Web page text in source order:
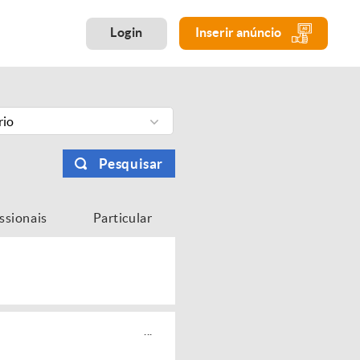
Login Inserir anúncio
Pesquisar
Particular